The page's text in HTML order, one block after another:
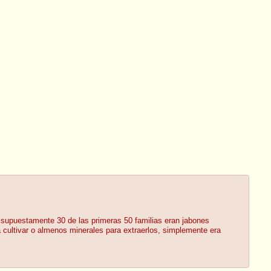
30 de las primeras 50 familias eran jabones
o almenos minerales para extraerlos, simplemente era